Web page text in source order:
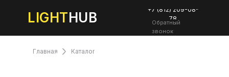
LIGHTHUB
+7 (812) 209-08-
78
Обратный
звонок
Каталог
Главная